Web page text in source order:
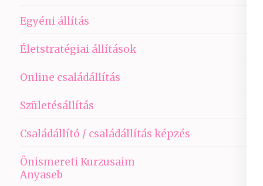
Egyéni állítás
Életstratégiai állítások
Online családállítás
Születésállítás
Családállító / családállítás képzés
Önismereti Kurzusaim
Anyaseb